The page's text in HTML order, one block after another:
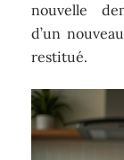
nouvelle
d’un
restitué.